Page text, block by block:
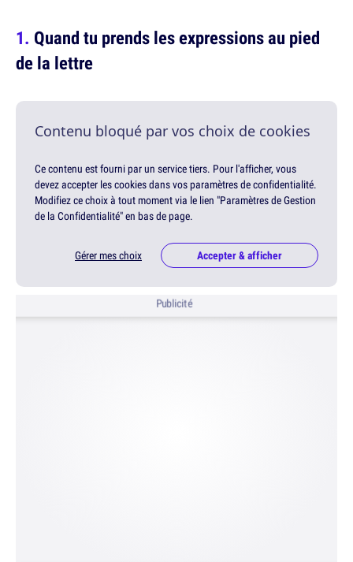
Quand tu prends les expressions au pied
de la lettre
Contenu bloqué par vos choix de cookies
Ce contenu est fourni par un service tiers. Pour l'afficher, vous
devez accepter les cookies dans vos paramètres de confidentialité.
Modifiez ce choix à tout moment via le lien "Paramètres de Gestion
de la Confidentialité" en bas de page.
Gérer mes choix Accepter & afficher
Publicité